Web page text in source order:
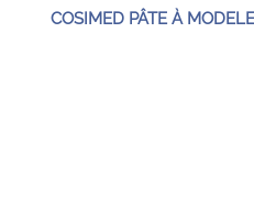
COSIMED PÂTE À